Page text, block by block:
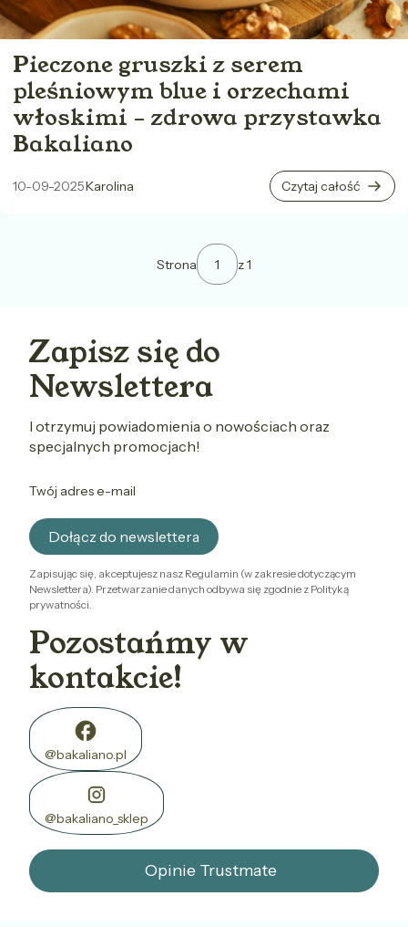
Pieczone gruszki z serem
pleśniowym blue i orzechami
włoskimi – zdrowa przystawka
Bakaliano
10-09-2025Karolina Czytaj całość
Strona z 1
Zapisz się do
Newslettera
I otrzymuj powiadomienia o nowościach oraz
specjalnych promocjach!
Twój adres e-mail
Dołącz do newslettera
Zapisując się, akceptujesz nasz Regulamin (w zakresie dotyczącym
Newslettera). Przetwarzanie danych odbywa się zgodnie z Polityką
prywatności.
Pozostańmy w
kontakcie!
@bakaliano.pl
@bakaliano_sklep
Opinie Trustmate